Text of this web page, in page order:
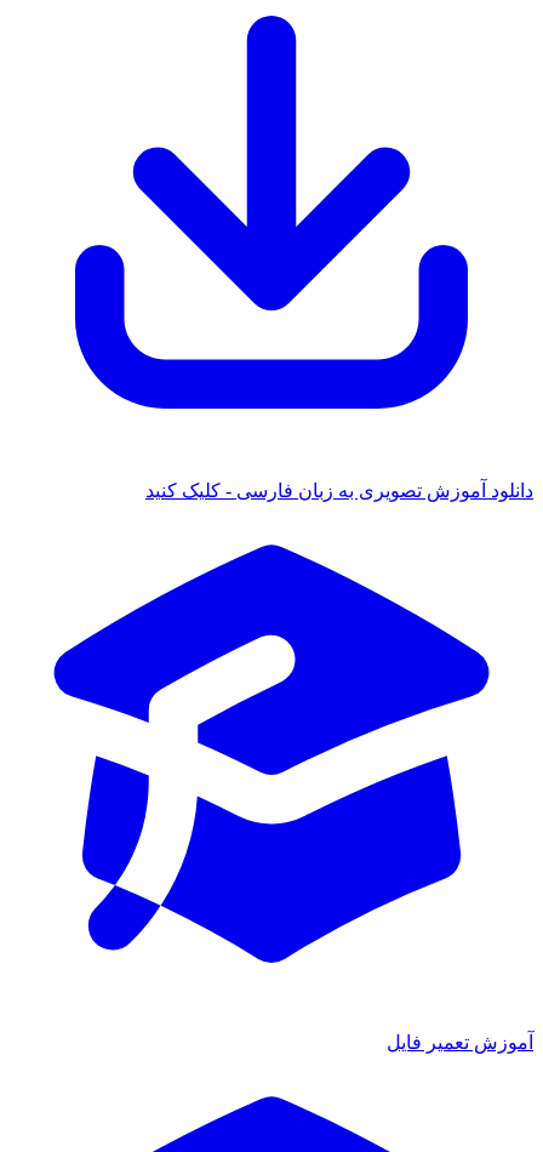
دانلود آموزش تصویری به زبان فارسی - کلیک کنید
آموزش تعمیر فایل